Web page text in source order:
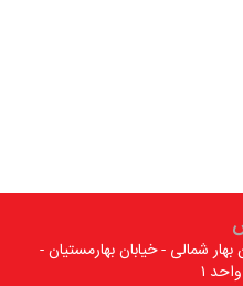
شمالی - خیابان بهارمستیان -